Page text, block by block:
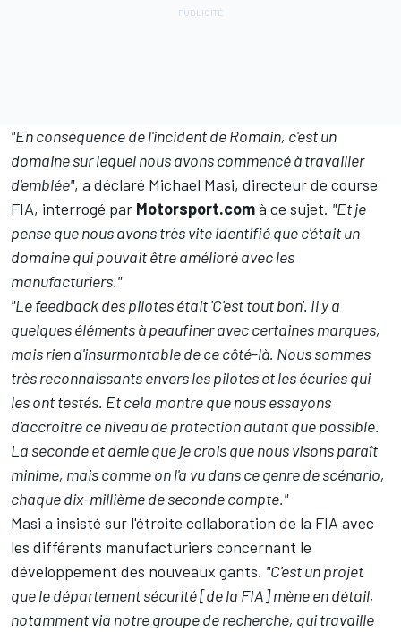
"En conséquence de l'incident de Romain, c'est un
domaine sur lequel nous avons commencé à travailler
d'emblée", a déclaré Michael Masi, directeur de course
FIA, interrogé par Motorsport.comà ce sujet. "Et je
pense que nous avons très vite identifié que c'était un
domaine qui pouvait être amélioré avec les
manufacturiers."
"Le feedback des pilotes était 'C'est tout bon'. Il y a
quelques éléments à peaufiner avec certaines marques,
mais rien d'insurmontable de ce côté-là. Nous sommes
très reconnaissants envers les pilotes et les écuries qui
les ont testés. Et cela montre que nous essayons
d'accroître ce niveau de protection autant que possible.
La seconde et demie que je crois que nous visons paraît
minime, mais comme on l'a vu dans ce genre de scénario,
chaque dix-millième de seconde compte."
Masi a insisté sur l'étroite collaboration de la FIA avec
les différents manufacturiers concernant le
développement des nouveaux gants. "C'est un projet
que le département sécurité [de la FIA] mène en détail,
notamment via notre groupe de recherche, qui travaille